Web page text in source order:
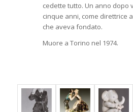
cedette tutto. Un anno dopo
cinque anni, come direttrice
che aveva fondato.
Muore a Torino nel 1974.